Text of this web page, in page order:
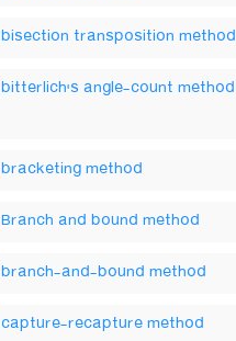
bisection transposition method
bitterlich's angle-count method
bracketing method
Branch and bound method
branch-and-bound method
capture-recapture method